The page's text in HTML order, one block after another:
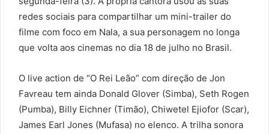
redes sociais para compartilhar um mini-trailer do
filme com foco em Nala, a sua personagem no longa
que volta aos cinemas no dia 18 de julho no Brasil.
O live action de “O Rei Leão” com direção de Jon
Favreau tem ainda Donald Glover (Simba), Seth Rogen
(Pumba), Billy Eichner (Timão), Chiwetel Ejiofor (Scar),
James Earl Jones (Mufasa) no elenco. A trilha sonora